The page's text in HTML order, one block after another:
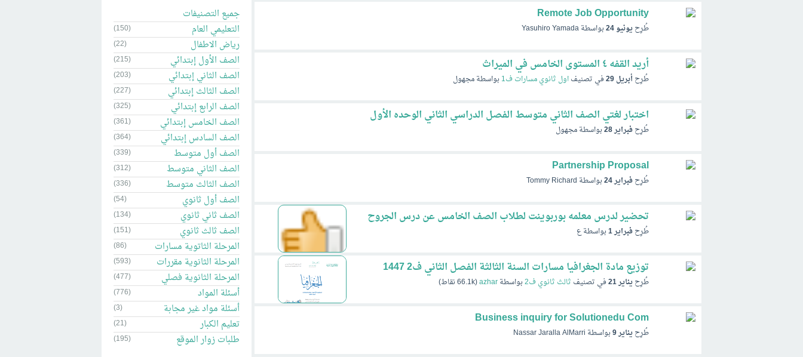
Remote Job Opportunity
طُرِحيونيو 24 بواسطةYasuhiro Yamada
أريد القفه ٤ المستوى الخامس في الميراث
طُرِحأبريل 29 في تصنيفاول ثانوي مسارات ف1 بواسطةمجهول
اختبار لغتي الصف الثاني متوسط الفصل الدراسي الثاني الوحده الأول
طُرِحفبراير 28 بواسطةمجهول
Partnership Proposal
طُرِحفبراير 24 بواسطة Tommy Richard
تحضير لدرس معلمه بوربوينت لطلاب الصف الخامس عن درس الجروح
طُرِحفبراير 1 بواسطةع
توزيع مادة الجغرافيا مسارات السنة الثالثة الفصل الثاني ف2 1447
طُرِحيناير 21 في تصنيف ثالث ثانوي ف2 بواسطةazhar
(
66.1kنقاط)
Business inquiry for Solutionedu Com
طُرِحيناير 9 بواسطة Nassar Jaralla AlMarri
جميع التصنيفات
التعليمي العام
(150)
رياض الاطفال (22)
الصف الأول إبتدائي (215)
الصف الثاني إبتدائي (203)
الصف الثالث إبتدائي (227)
الصف الرابع إبتدائي (325)
الصف الخامس إبتدائي (361)
الصف السادس إبتدائي (364)
الصف أول متوسط (339)
الصف الثاني متوسط (312)
الصف الثالث متوسط (336)
الصف أول ثانوي (54)
الصف ثاني ثانوي (134)
الصف ثالث ثانوي (151)
المرحلة الثاتوية مسارات (86)
المرحلة الثانوية مقررات (593)
المرحلة الثانوية فصلي (477)
أسئلة المواد (776)
أسئلة مواد غير مجابة (3)
تعليم الكبار (21)
طلبات زوار الموقع (195)